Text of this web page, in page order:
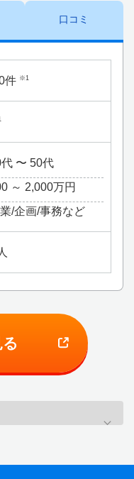
口コミ
件 ※1
〜 50代
～ 2,000万円
/企画/事務など